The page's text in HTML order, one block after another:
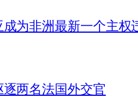
为非洲最新一个主权
两名法国外交官